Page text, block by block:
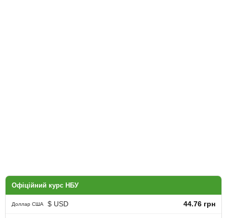
Офіційний курс НБУ
Доллар США $ USD 44.76 грн